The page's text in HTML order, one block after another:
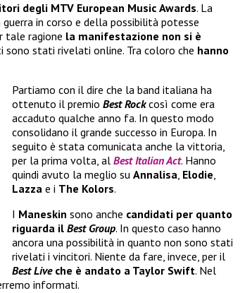
degli MTV European Music Awards. La
in corso e della possibilità potesse
tale ragione la manifestazione non si è
sono stati rivelati online. Tra coloro che hanno
Partiamo con il dire che la band italiana ha
ottenuto il premio Best Rockcosì come era
accaduto qualche anno fa. In questo modo
consolidano il grande successo in Europa. In
seguito è stata comunicata anche la vittoria,
per la prima volta, al Best Italian Act. Hanno
quindi avuto la meglio su Annalisa, Elodie,
Lazza e i The Kolors.
I Maneskin sono anche candidati per quanto
riguarda il Best Group. In questo caso hanno
ancora una possibilità in quanto non sono stati
rivelati i vincitori. Niente da fare, invece, per il
Best Liveche è andato a Taylor Swift. Nel
informati.